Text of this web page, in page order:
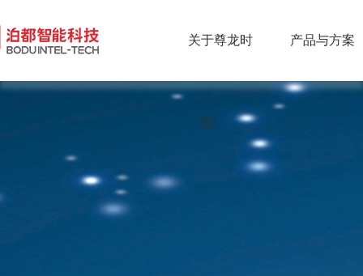
关于尊龙时
凯
产品与方案